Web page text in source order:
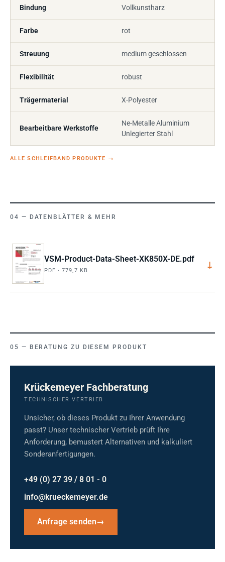
Bindung Vollkunstharz
Farbe rot
Streuung medium geschlossen
Flexibilität robust
Trägermaterial X-Polyester
Bearbeitbare Werkstoffe
Ne-Metalle Aluminium
Unlegierter Stahl
ALLE SCHLEIFBAND PRODUKTE →
DATENBLÄTTER & MEHR
VSM-Product-Data-Sheet-XK850X-DE.pdf
PDF · 779,7 KB
↓
BERATUNG ZU DIESEM PRODUKT
Krückemeyer Fachberatung
TECHNISCHER VERTRIEB
Unsicher, ob dieses Produkt zu Ihrer Anwendung
passt? Unser technischer Vertrieb prüft Ihre
Anforderung, bemustert Alternativen und kalkuliert
Sonderanfertigungen.
+49 (0) 27 39 / 8 01 - 0
info@krueckemeyer.de
Anfrage senden→